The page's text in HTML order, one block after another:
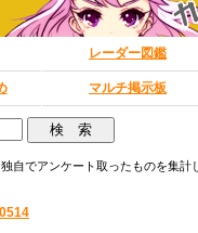
レーダー図鑑
マルチ掲示板
自でアンケート取ったものを集計